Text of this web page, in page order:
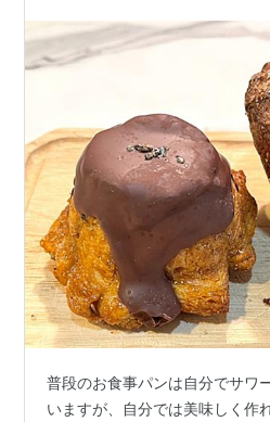
普段のお食事パンは自分でサワ
いますが、自分では美味しく作